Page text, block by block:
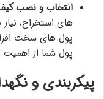
انتخاب و نصب
های استخراج،
پول های سخت
پول شما از اهمیت
پیکربندی و